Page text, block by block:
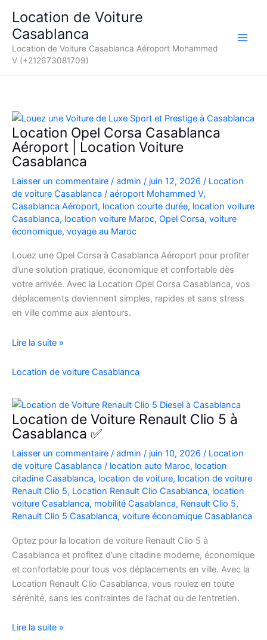
contenu
Location de Voiture
Casablanca
Location de Voiture Casablanca Aéroport Mohammed
V (+212673081709)
Location Opel Corsa Casablanca
Aéroport | Location Voiture
Casablanca
Laisser un commentaire / admin / juin 12, 2026 / Location
de voiture Casablanca / aéroport Mohammed V,
Casablanca Aéroport, location courte durée, location voiture
Casablanca, location voiture Maroc, Opel Corsa, voiture
économique, voyage au Maroc
Louez une Opel Corsa à Casablanca Aéroport pour profiter
d’une solution pratique, économique et confortable dès
votre arrivée. Avec la Location Opel Corsa Casablanca, vos
déplacements deviennent simples, rapides et sans stress
en ville comme aux alentours.
Location
Corsa
Aéroport
|
Location
Voiture
Casablanca
Lire la suite »
Location de voiture Casablanca
Location de Voiture Renault Clio 5 à
Casablanca ✅
Laisser un commentaire / admin / juin 10, 2026 / Location
de voiture Casablanca / location auto Maroc, location
citadine Casablanca, location de voiture, location de voiture
Renault Clio 5, Location Renault Clio Casablanca, location
voiture Casablanca, mobilité Casablanca, Renault Clio 5,
Renault Clio 5 Casablanca, voiture économique Casablanca
Optez pour la location de voiture Renault Clio 5 à
Casablanca et profitez d’une citadine moderne, économique
et confortable pour tous vos déplacements en ville. Avec la
Location Renault Clio Casablanca, vous roulez en toute
sérénité, sans les contraintes de l’achat ou de l’entretien.
Location
Lire la suite »